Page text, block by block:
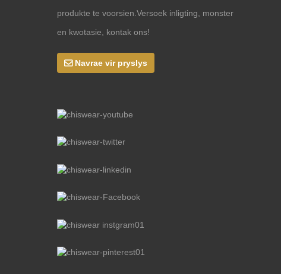
produkte te voorsien.Versoek inligting, monster
en kwotasie, kontak ons!
Navrae vir pryslys